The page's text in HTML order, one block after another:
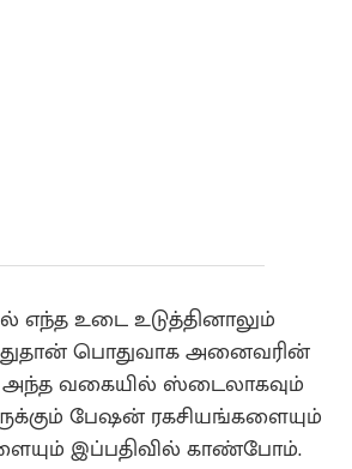
எந்த உடை உடுத்தினாலும்
பொதுவாக அனைவரின்
அந்த வகையில் ஸ்டைலாகவும்
பேஷன் ரகசியங்களையும்
இப்பதிவில் காண்போம்.